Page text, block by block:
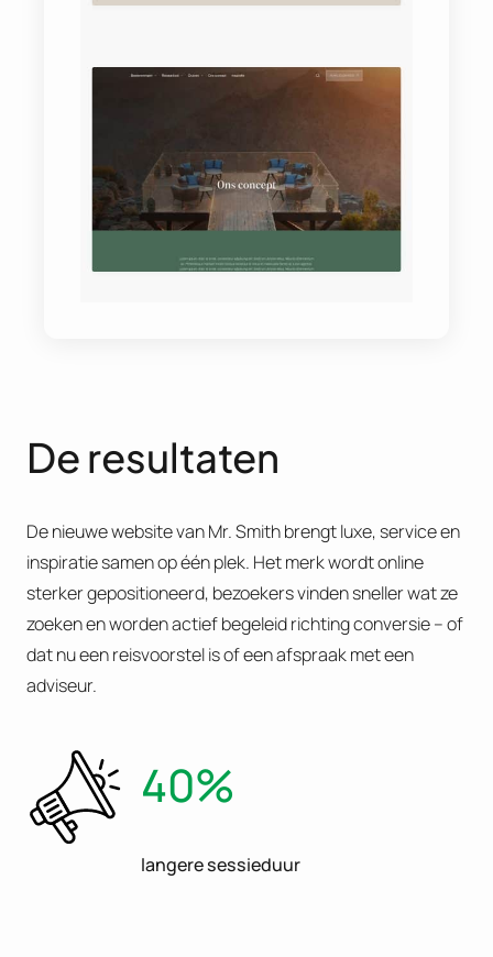
De resultaten
De nieuwe website van Mr. Smith brengt luxe, service en
inspiratie samen op één plek. Het merk wordt online
sterker gepositioneerd, bezoekers vinden sneller wat ze
zoeken en worden actief begeleid richting conversie – of
dat nu een reisvoorstel is of een afspraak met een
adviseur.
40%
langere sessieduur